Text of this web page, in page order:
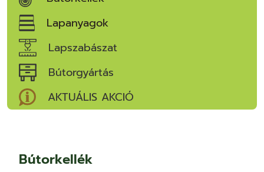
Lapanyagok
Lapszabászat
Bútorgyártás
AKTUÁLIS AKCIÓ
Bútorkellék